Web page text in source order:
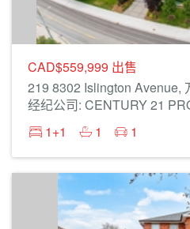
CAD$559,999 出售
219 8302 Islington Avenue,
1+1
1 1